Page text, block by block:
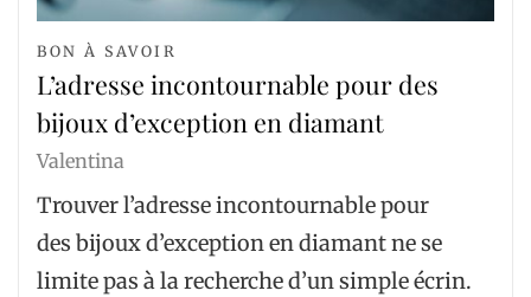
BON À SAVOIR
L’adresse incontournable pour des
bijoux d’exception en diamant
Valentina
Trouver l’adresse incontournable pour
des bijoux d’exception en diamant ne se
limite pas à la recherche d’un simple écrin.